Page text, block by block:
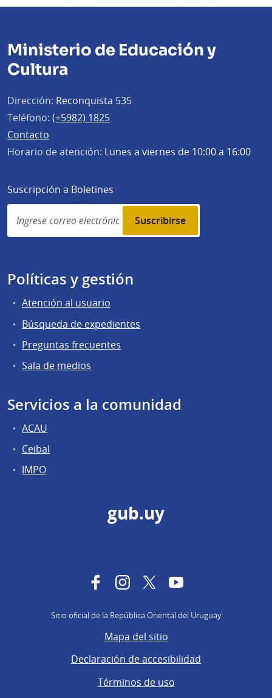
Ministerio de Educación y
Cultura
Dirección: Reconquista 535
Teléfono: (+5982) 1825
Contacto
Horario de atención: Lunes a viernes de 10:00 a 16:00
Suscripción a Boletines
Simplenews
subscription
Políticas y gestión
Atención al usuario
Búsqueda de expedientes
Preguntas frecuentes
Sala de medios
Servicios a la comunidad
ACAU
Ceibal
IMPO
gub.uy
FacebookInstagram
TwitterYouTube
Sitio oficial de la República Oriental del Uruguay
Mapa del sitio
Declaración de accesibilidad
Términos de uso